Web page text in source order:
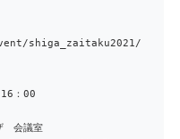
shiga_zaitaku2021/
：00
会議室